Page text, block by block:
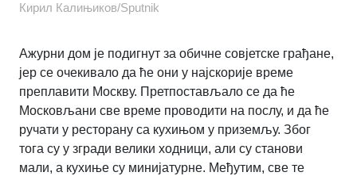
Кирил Калињиков/Sputnik
Ажурни дом је подигнут за обичне совјетске грађане,
јер се очекивало да ће они у најскорије време
преплавити Москву. Претпостављало се да ће
Московљани све време проводити на послу, и да ће
ручати у ресторану са кухињом у приземљу. Због
тога су у згради велики ходници, али су станови
мали, а кухиње су минијатурне. Међутим, све те